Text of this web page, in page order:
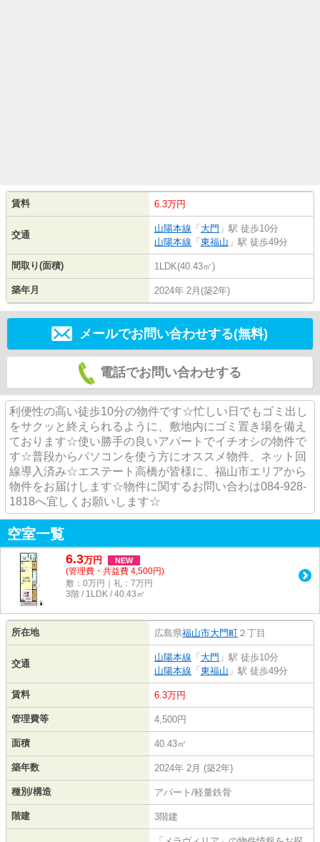
賃料 6.3万円
交通
山陽本線 「 大門 」駅 徒歩10分
山陽本線 「 東福山 」駅 徒歩49分
間取り(面積) 1LDK(40.43㎡)
築年月 2024年 2月(築2年)
メールでお問い合わせする(無料)
電話でお問い合わせする
利便性の高い徒歩10分の物件です☆忙しい日でもゴミ出し
をサクッと終えられるように、敷地内にゴミ置き場を備え
ております☆使い勝手の良いアパートでイチオシの物件で
す☆普段からパソコンを使う方にオススメ物件、ネット回
線導入済み☆エステート高橋が皆様に、福山市エリアから
物件をお届けします☆物件に関するお問い合わは084-928-
1818へ宜しくお願いします☆
空室一覧
6.3万円 NEW
(管理費・共益費 4,500円)
敷：0万円｜礼：7万円
3階 / 1LDK / 40.43㎡
所在地 広島県福山市大門町 ２丁目
交通
山陽本線 「 大門 」駅 徒歩10分
山陽本線 「 東福山 」駅 徒歩49分
賃料 6.3万円
管理費等 4,500円
面積 40.43㎡
築年数 2024年 2月 (築2年)
種別/構造 アパート/軽量鉄骨
階建 3階建